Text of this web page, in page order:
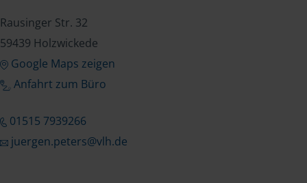
Rausinger Str. 32
59439 Holzwickede
Google Maps zeigen
Anfahrt zum Büro
01515 7939266
juergen.peters@vlh.de